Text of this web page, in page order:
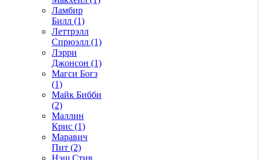
Ламбир
Билл (1)
Леттрэлл
Спрюэлл (1)
Лэрри
Джонсон (1)
Магси Богз
(1)
Майк Бибби
(2)
Маллин
Крис (1)
Маравич
Пит (2)
Нэш Стив